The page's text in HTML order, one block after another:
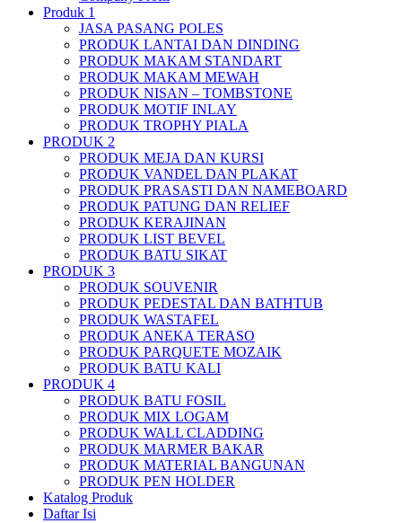
Produk 1
JASA PASANG POLES
PRODUK LANTAI DAN DINDING
PRODUK MAKAM STANDART
PRODUK MAKAM MEWAH
PRODUK NISAN – TOMBSTONE
PRODUK MOTIF INLAY
PRODUK TROPHY PIALA
PRODUK 2
PRODUK MEJA DAN KURSI
PRODUK VANDEL DAN PLAKAT
PRODUK PRASASTI DAN NAMEBOARD
PRODUK PATUNG DAN RELIEF
PRODUK KERAJINAN
PRODUK LIST BEVEL
PRODUK BATU SIKAT
PRODUK 3
PRODUK SOUVENIR
PRODUK PEDESTAL DAN BATHTUB
PRODUK WASTAFEL
PRODUK ANEKA TERASO
PRODUK PARQUETE MOZAIK
PRODUK BATU KALI
PRODUK 4
PRODUK BATU FOSIL
PRODUK MIX LOGAM
PRODUK WALL CLADDING
PRODUK MARMER BAKAR
PRODUK MATERIAL BANGUNAN
PRODUK PEN HOLDER
Katalog Produk
Daftar Isi